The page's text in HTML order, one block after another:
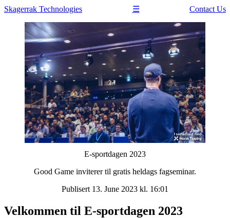
Skagerrak Technologies ☰ Contact Us
E-sportdagen 2023
Good Game inviterer til gratis heldags fagseminar.
Publisert 13. June 2023 kl. 16:01
Velkommen til E-sportdagen 2023